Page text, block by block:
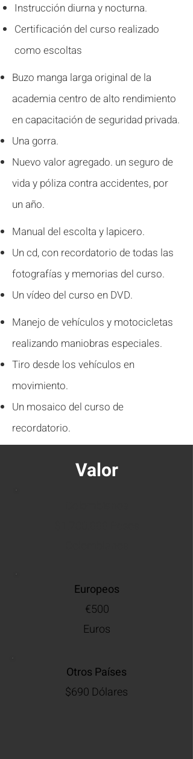
Instrucción diurna y nocturna.
Certificación del curso realizado
como escoltas
Buzo manga larga original de la
academia centro de alto rendimiento
en capacitación de seguridad privada.
Una gorra.
Nuevo valor agregado. un seguro de
vida y póliza contra accidentes, por
un año.
Manual del escolta y lapicero.
Un cd, con recordatorio de todas las
fotografías y memorias del curso.
Un vídeo del curso en DVD.
Manejo de vehículos y motocicletas
realizando maniobras especiales.
Tiro desde los vehículos en
movimiento.
Un mosaico del curso de
recordatorio.
Valor
Europeos
€500
Euros
Otros Países
$690 Dólares